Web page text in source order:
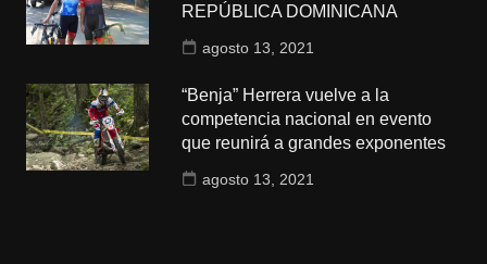
REPÚBLICA DOMINICANA
agosto 13, 2021
“Benja” Herrera vuelve a la
competencia nacional en evento
que reunirá a grandes exponentes
agosto 13, 2021